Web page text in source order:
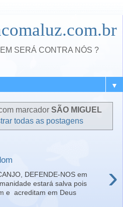
SERÁ CONTRA NÓS ?
▼
marcador SÃO MIGUEL
todas as postagens
›
DEFENDE-NOS em
estará salva pois
e acreditam em Deus